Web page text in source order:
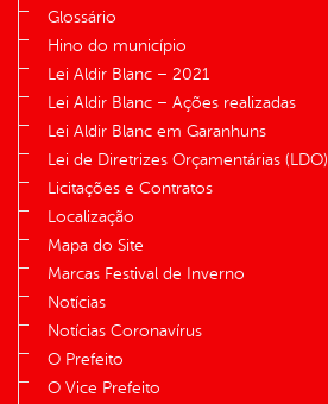
Glossário
Hino do município
Lei Aldir Blanc – 2021
Lei Aldir Blanc – Ações realizadas
Lei Aldir Blanc em Garanhuns
Lei de Diretrizes Orçamentárias (LDO)
Licitações e Contratos
Localização
Mapa do Site
Marcas Festival de Inverno
Notícias
Notícias Coronavírus
O Prefeito
O Vice Prefeito